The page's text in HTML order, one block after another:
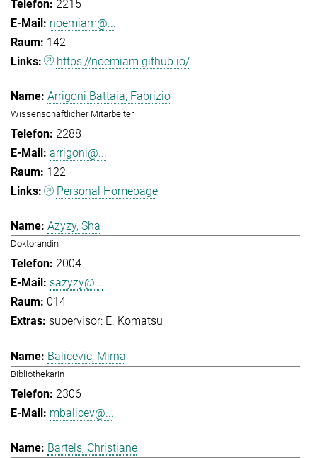
2215
noemiam@...
142
https://noemiam.github.io/
Arrigoni Battaia, Fabrizio
Wissenschaftlicher Mitarbeiter
2288
arrigoni@...
122
Personal Homepage
Azyzy, Sha
Doktorandin
2004
sazyzy@...
014
supervisor: E. Komatsu
Balicevic, Mirna
Bibliothekarin
2306
mbalicev@...
Bartels, Christiane